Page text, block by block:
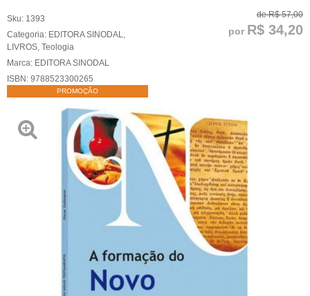
Sku: 1393
Categoria: EDITORA SINODAL
LIVROS Teologia
Marca: EDITORA SINODAL
ISBN: 9788523300265
PROMOÇÃO
de R$ 57,00
por R$ 34,20